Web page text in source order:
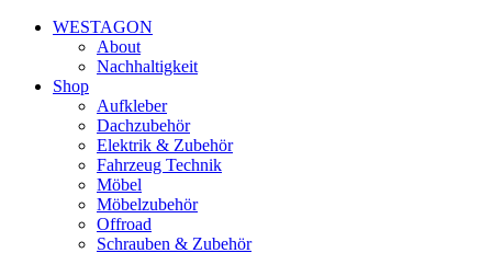
WESTAGON
About
Nachhaltigkeit
Shop
Aufkleber
Dachzubehör
Elektrik & Zubehör
Fahrzeug Technik
Möbel
Möbelzubehör
Offroad
Schrauben & Zubehör